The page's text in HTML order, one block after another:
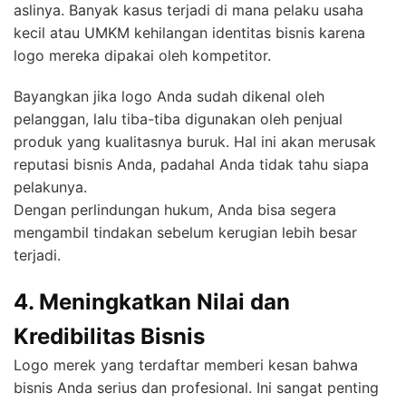
aslinya. Banyak kasus terjadi di mana pelaku usaha
kecil atau UMKM kehilangan identitas bisnis karena
logo mereka dipakai oleh kompetitor.
Bayangkan jika logo Anda sudah dikenal oleh
pelanggan, lalu tiba-tiba digunakan oleh penjual
produk yang kualitasnya buruk. Hal ini akan merusak
reputasi bisnis Anda, padahal Anda tidak tahu siapa
pelakunya.
Dengan perlindungan hukum, Anda bisa segera
mengambil tindakan sebelum kerugian lebih besar
terjadi.
4. Meningkatkan Nilai dan
Kredibilitas Bisnis
Logo merek yang terdaftar memberi kesan bahwa
bisnis Anda serius dan profesional. Ini sangat penting